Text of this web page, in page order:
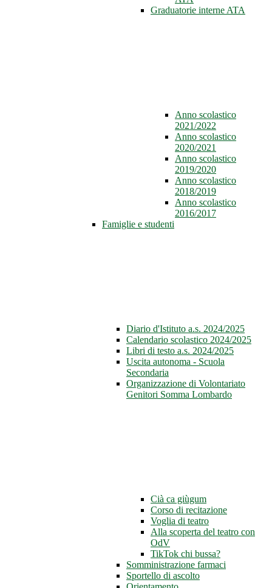
Graduatorie interne ATA
Anno scolastico
2021/2022
Anno scolastico
2020/2021
Anno scolastico
2019/2020
Anno scolastico
2018/2019
Anno scolastico
2016/2017
Famiglie e studenti
Diario d'Istituto a.s. 2024/2025
Calendario scolastico 2024/2025
Libri di testo a.s. 2024/2025
Uscita autonoma - Scuola
Secondaria
Organizzazione di Volontariato
Genitori Somma Lombardo
Cià ca giùgum
Corso di recitazione
Voglia di teatro
Alla scoperta del teatro con
OdV
TikTok chi bussa?
Somministrazione farmaci
Sportello di ascolto